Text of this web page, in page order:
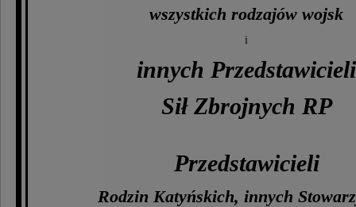
wszystkich rodzajów wojsk
i
innych Przedstawicieli
Sił Zbrojnych RP
Przedstawicieli
Rodzin Katyńskich, innych